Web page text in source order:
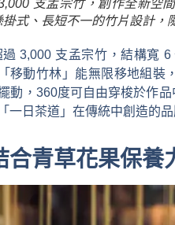
支孟宗竹，創作全新空
式、長短不一的竹片設計，
3,000 支孟宗竹，結構寬
移動竹林」能無限移地組
動，360度可自由穿梭於作
一日茶道」在傳統中創造的品
合青草花果保養